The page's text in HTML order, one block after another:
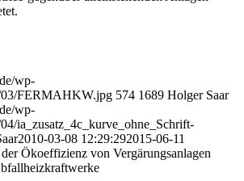
wp-
03/FERMAHKW.jpg 574 1689 Holger Saar
wp-
ia_zusatz_4c_kurve_ohne_Schrift-
2010-03-08 12:29:292015-06-11
Ökoeffizienz von Vergärungsanlagen